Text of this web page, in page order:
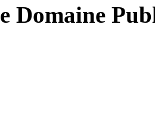
Domaine